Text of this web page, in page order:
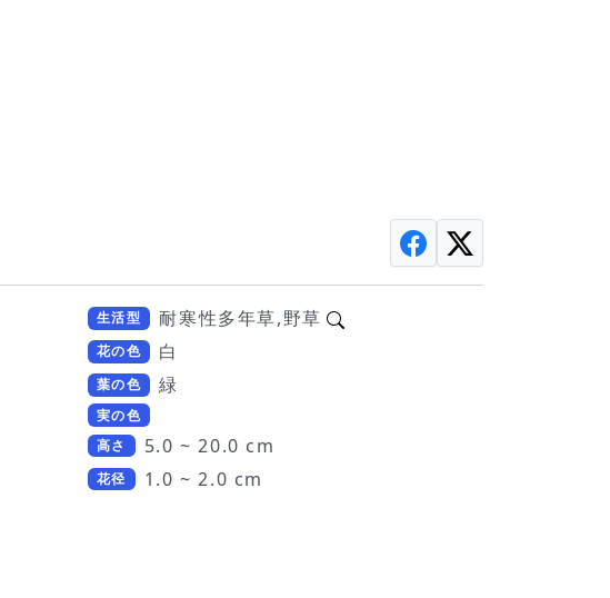
生活型 耐寒性多年草,野草
花の色 白
葉の色 緑
実の色
高さ
5.0 ~ 20.0 cm
花径 1.0 ~ 2.0 cm